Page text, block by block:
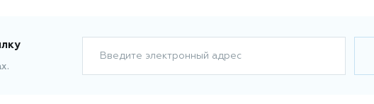
Введите электронный адрес